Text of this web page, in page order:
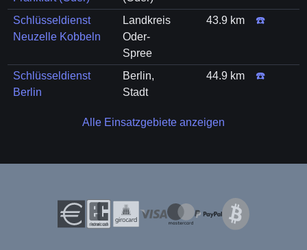
Schlüsseldienst
Neuzelle Kobbeln
Landkreis
Oder-
Spree
43.9 km ☎️
Schlüsseldienst
Berlin
Berlin,
Stadt
44.9 km ☎️
Alle Einsatzgebiete anzeigen